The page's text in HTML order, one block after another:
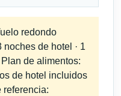
redondo
de hotel · 1
de alimentos:
de hotel incluidos
referencia: